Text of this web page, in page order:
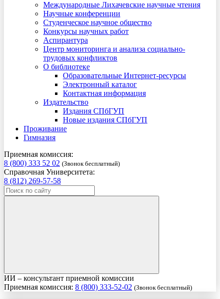
Международные Лихачевские научные чтения
Научные конференции
Студенческое научное общество
Конкурсы научных работ
Аспирантура
Центр мониторинга и анализа социально-
трудовых конфликтов
О библиотеке
Образовательные Интернет-ресурсы
Электронный каталог
Контактная информация
Издательство
Издания СПбГУП
Новые издания СПбГУП
Проживание
Гимназия
Приемная комиссия:
8 (800) 333 52 02 (Звонок бесплатный)
Справочная Университета:
8 (812) 269-57-58
ИИ – консультант приемной комиссии
Приемная комиссия: 8 (800) 333-52-02 (Звонок бесплатный)